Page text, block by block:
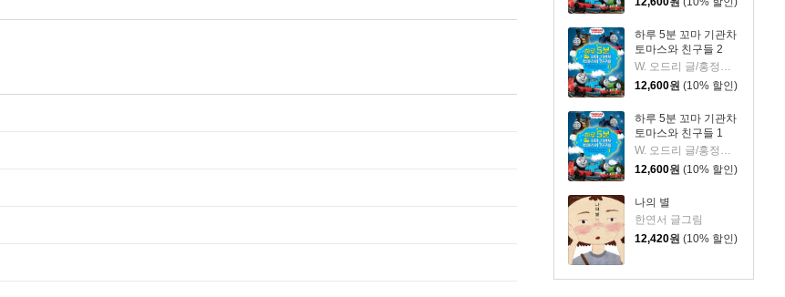
하루 5분 꼬마 기관차
토마스와 친구들 2
W. 오드리 글/홍정인 역
12,600원 (10% 할인)
하루 5분 꼬마 기관차
토마스와 친구들 1
W. 오드리 글/홍정인 역
12,600원 (10% 할인)
나의 별
한연서 글그림
12,420원 (10% 할인)